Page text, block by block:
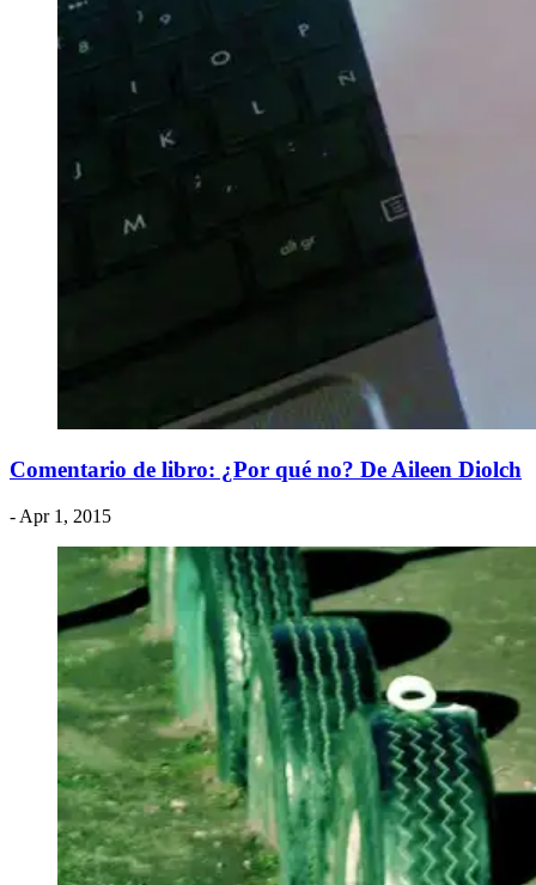
Comentario de libro: ¿Por qué no? De Aileen Diolch
- Apr 1, 2015